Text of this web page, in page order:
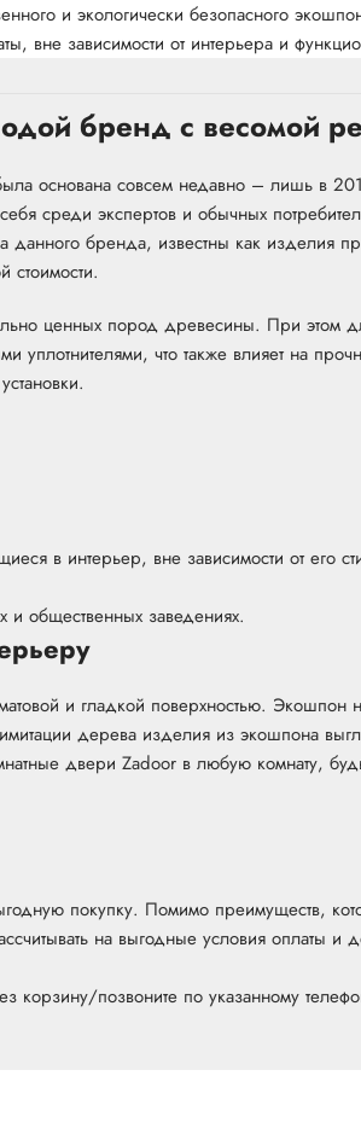
и экологически безопасного
вне зависимости от интерьера и
бренд с весомой
основана совсем недавно – лишь в
среди экспертов и обычных
бренда, известны как изделия
стоимости.
ценных пород древесины. При этом
что также влияет на
в интерьер, вне зависимости от его
и общественных заведениях.
и гладкой поверхностью. Экошпон
дерева изделия из экошпона
двери Zadoor в любую комнату,
покупку. Помимо преимуществ,
на выгодные условия оплаты и
корзину/позвоните по указанному